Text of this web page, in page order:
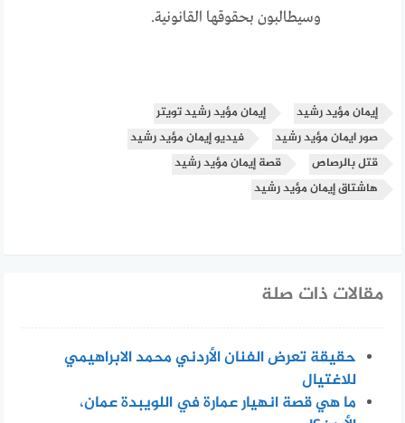
وسيطالبون بحقوقها القانونية.
إيمان مؤيد رشيد
إيمان مؤيد رشيد تويتر
صور ايمان مؤيد رشيد
فيديو إيمان مؤيد رشيد
قتل بالرصاص
قصة إيمان مؤيد رشيد
هاشتاق إيمان مؤيد رشيد
مقالات ذات صلة
حقيقة تعرض الفنان الأردني محمد الابراهيمي
للاغتيال
ما هي قصة انهيار عمارة في اللويبدة عمان،